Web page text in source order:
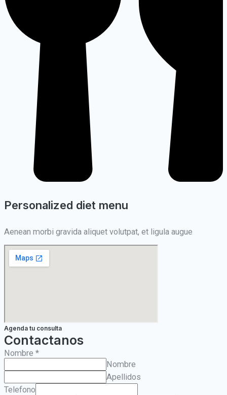
Personalized diet menu
Aenean morbi gravida aliquet volutpat, et ligula augue
Agenda tu consulta
Contactanos
Nombre *
Nombre
Apellidos
Telefono